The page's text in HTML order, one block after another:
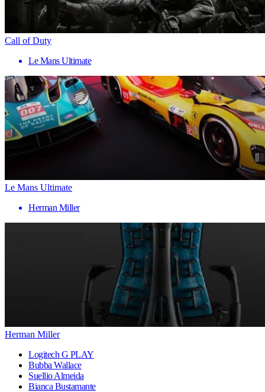
Call of Duty
Le Mans Ultimate
Le Mans Ultimate
Herman Miller
Herman Miller
Logitech G PLAY
Bubba Wallace
Suellio Almeida
Bianca Bustamante